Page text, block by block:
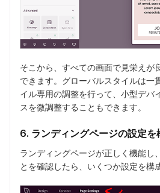
そこから、すべての画面で見栄えが
できます。グローバルスタイルは一
イル専用の調整を行って、小型デバ
スを微調整することもできます。
6. ランディングページの設定を
ランディングページが正しく機能し
とを確認したら、いくつか設定を構